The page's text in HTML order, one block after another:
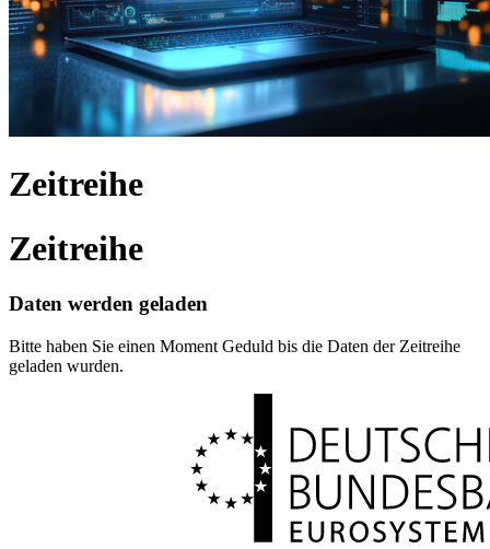
Zeitreihe
Zeitreihe
Daten werden geladen
Bitte haben Sie einen Moment Geduld bis die Daten der Zeitreihe
geladen wurden.